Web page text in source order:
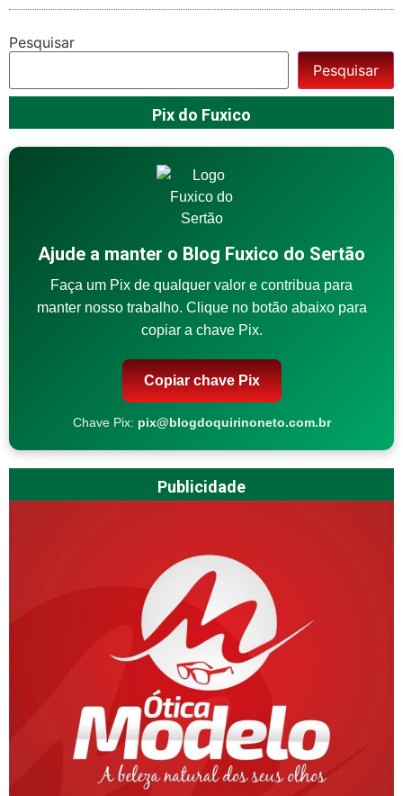
Pesquisar
Pesquisar
Pix do Fuxico
Ajude a manter o Blog Fuxico do Sertão
Faça um Pix de qualquer valor e contribua para
manter nosso trabalho. Clique no botão abaixo para
copiar a chave Pix.
Copiar chave Pix
Chave Pix: pix@blogdoquirinoneto.com.br
Publicidade